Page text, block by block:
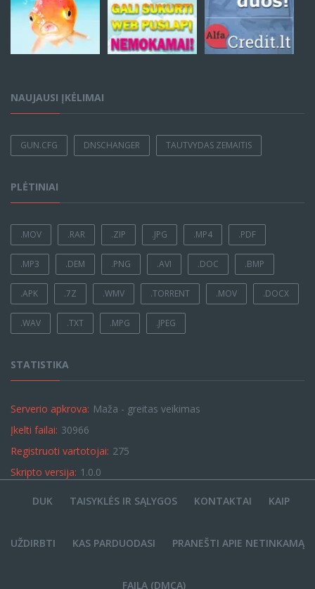
NAUJAUSI ĮKĖLIMAI
GUN.CFG DNSCHANGER TAUTVYDAS ZEMAITIS
PLĖTINIAI
.MOV .RAR .ZIP .JPG .MP4 .PDF
.MP3 .DEM .PNG .AVI .DOC .BMP
.APK .7Z .WMV .TORRENT .MOV .DOCX
.WAV .TXT .MPG .JPEG
STATISTIKA
Serverio apkrova: Maža - greitas veikimas
Įkelti failai: 30966
Registruoti vartotojai: 275
Skripto versija: 1.0.0
DUK TAISYKLĖS IR SĄLYGOS KONTAKTAI KAIP
UŽDIRBTI KAS PARDUODASI PRANEŠTI APIE NETINKAMĄ
FAILĄ (DMCA)